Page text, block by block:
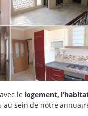
le logement,
au sein de notre